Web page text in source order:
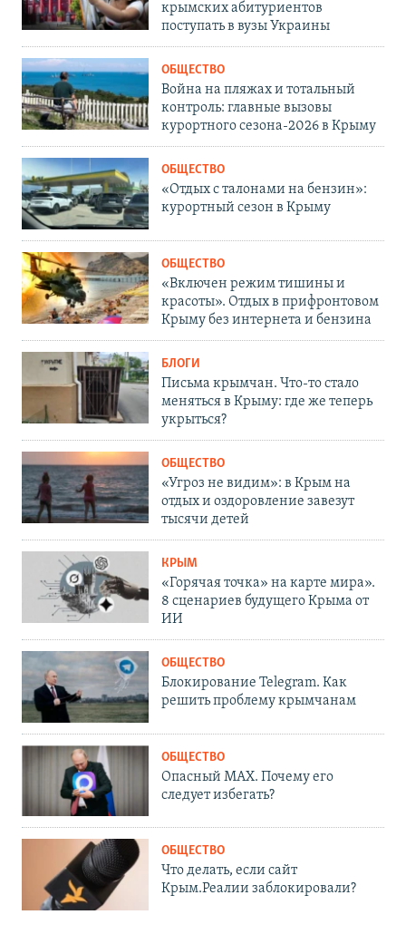
крымских абитуриентов
поступать в вузы Украины
ОБЩЕСТВО
Война на пляжах и тотальный
контроль: главные вызовы
курортного сезона-2026 в Крыму
ОБЩЕСТВО
«Отдых с талонами на бензин»:
курортный сезон в Крыму
ОБЩЕСТВО
«Включен режим тишины и
красоты». Отдых в прифронтовом
Крыму без интернета и бензина
БЛОГИ
Письма крымчан. Что-то стало
меняться в Крыму: где же теперь
укрыться?
ОБЩЕСТВО
«Угроз не видим»: в Крым на
отдых и оздоровление завезут
тысячи детей
КРЫМ
«Горячая точка» на карте мира».
8 сценариев будущего Крыма от
ИИ
ОБЩЕСТВО
Блокирование Telegram. Как
решить проблему крымчанам
ОБЩЕСТВО
Опасный MAX. Почему его
следует избегать?
ОБЩЕСТВО
Что делать, если сайт
Крым.Реалии заблокировали?